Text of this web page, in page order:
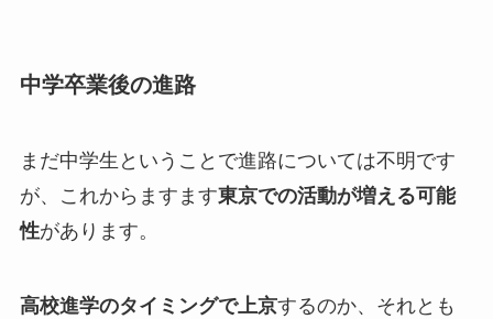
中学卒業後の進路
まだ中学生ということで進路については不明です
が、これからますます東京での活動が増える可能
性があります。
高校進学のタイミングで上京するのか、それとも